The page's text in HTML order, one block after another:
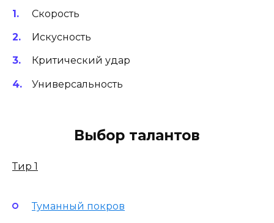
Скорость
Искусность
Критический удар
Универсальность
Выбор талантов
Тир 1
Туманный покров